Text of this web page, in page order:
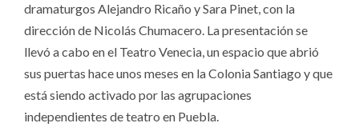
dramaturgos Alejandro Ricaño y Sara Pinet, con la
dirección de Nicolás Chumacero. La presentación se
llevó a cabo en el Teatro Venecia, un espacio que abrió
sus puertas hace unos meses en la Colonia Santiago y que
está siendo activado por las agrupaciones
independientes de teatro en Puebla.